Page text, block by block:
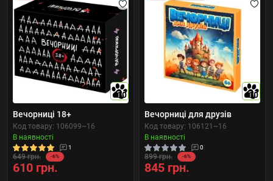
10
Вечорниці 18+
Код товару: 106099~16
В наявності
1
649 грн. -6%
610 грн.
10
Вечорниці для друзів
Код товару: 106121~16
В наявності
0
899 грн. -6%
845 грн.